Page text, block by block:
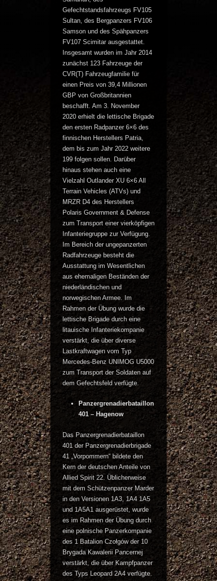
Gefechtstandsfahrzeugs FV105
Sultan, des Bergpanzers FV106
Samson und des Spähpanzers
FV107 Scimitar ausgestattet.
Insgesamt wurden im Jahr 2014
zunächst 123 Fahrzeuge der
CVR(T) Fahrzeugfamilie für
einen Preis von 39,4 Millionen
GBP von Großbritannien
beschafft. Am 3. November
2020 erhielt die lettische Brigade
den ersten Radpanzer 6×6 des
finnischen Herstellers Patria,
dem bis zum Jahr 2022 weitere
199 folgen sollen. Darüber
hinaus stehen auch eine
Vielzahl Outlander XU 6×6 All
Terrain Vehicles (ATVs) und
MRZR D4 des Herstellers
Polaris Government & Defense
zum Transport einer vierköpfigen
Infanteriegruppe zur Verfügung.
Im Bereich der ungepanzerten
Radfahrzeuge besteht die
Ausstattung im Wesentlichen
aus ehemaligen Beständen der
niederländischen und
norwegischen Armee. Im
Rahmen der Übung wurde die
lettische Brigade durch eine
litauische Infanteriekompanie
verstärkt, die über diverse
Lastkraftwagen vom Typ
Mercedes-Benz UNIMOG U5000
zum Transport der Soldaten auf
dem Gefechtsfeld verfügte.
Panzergrenadierbataillon
401 – Hagenow
Das Panzergrenadierbataillon
401 der Panzergrenadierbrigade
41 „Vorpommern“ bildete den
Kern der deutschen Anteile von
Allied Spirit 22. Üblicherweise
mit dem Schützenpanzer Marder
in den Versionen 1A3, 1A4 1A5
und 1A5A1 ausgerüstet, wurde
es im Rahmen der Übung durch
eine polnische Panzerkompanie
des 1 Batalion Czołgów der 10
Brygada Kawalerii Pancernej
verstärkt, die über Kampfpanzer
des Typs Leopard 2A4 verfügte.